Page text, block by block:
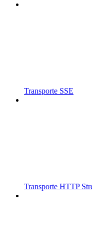
Transporte SSE
Transporte HTTP